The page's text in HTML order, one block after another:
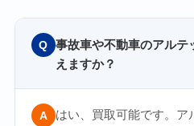
Q
事故車や不動車のアルテ
えますか？
A
はい、買取可能です。ア